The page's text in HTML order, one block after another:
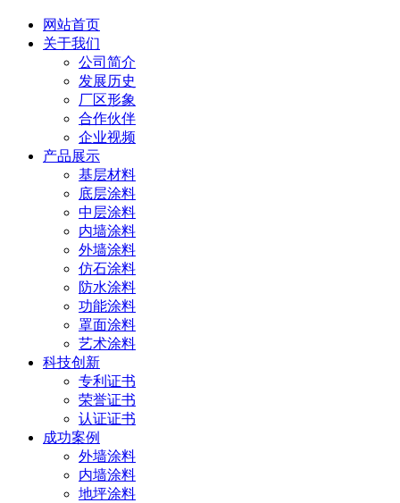
网站首页
关于我们
公司简介
发展历史
厂区形象
合作伙伴
企业视频
产品展示
基层材料
底层涂料
中层涂料
内墙涂料
外墙涂料
仿石涂料
防水涂料
功能涂料
罩面涂料
艺术涂料
科技创新
专利证书
荣誉证书
认证证书
成功案例
外墙涂料
内墙涂料
地坪涂料